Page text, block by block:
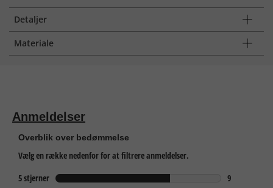
Detaljer
Materiale